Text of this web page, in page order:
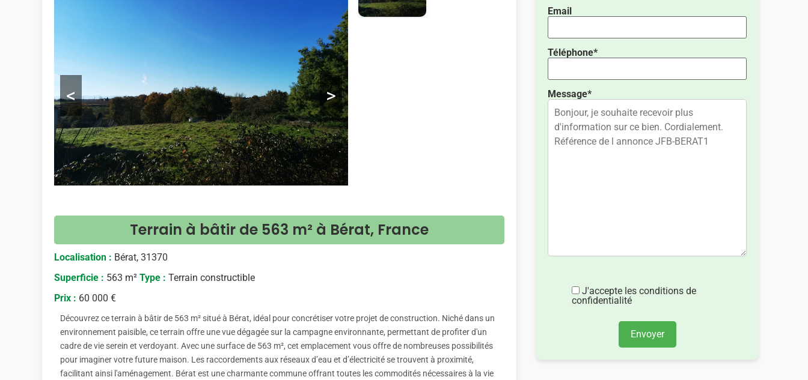
< >
Terrain à bâtir de 563 m² à Bérat, France
Localisation : Bérat, 31370
Superficie : 563 m² Type : Terrain constructible
Prix : 60 000 €
Découvrez ce terrain à bâtir de 563 m² situé à Bérat, idéal pour concrétiser votre projet de construction. Niché dans un
environnement paisible, ce terrain offre une vue dégagée sur la campagne environnante, permettant de profiter d'un
cadre de vie serein et verdoyant. Avec une surface de 563 m², cet emplacement vous offre de nombreuses possibilités
pour imaginer votre future maison. Les raccordements aux réseaux d’eau et d’électricité se trouvent à proximité,
facilitant ainsi l'aménagement. Bérat est une charmante commune offrant toutes les commodités nécessaires à la vie
Email
Téléphone*
Message*
J'accepte les conditions de
confidentialité
Envoyer